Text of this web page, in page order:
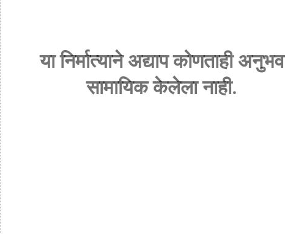
या निर्मात्याने अद्याप कोणताही अनुभव
सामायिक केलेला नाही.